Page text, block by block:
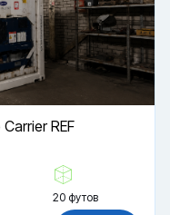
REF
20 футов